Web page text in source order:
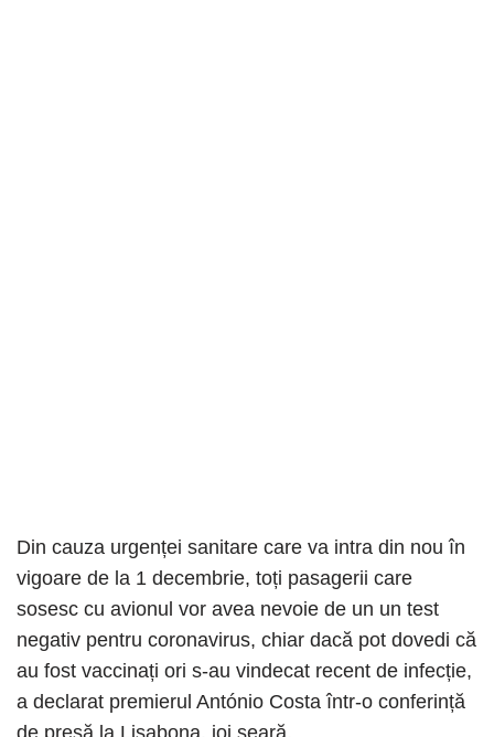
Din cauza urgenței sanitare care va intra din nou în
vigoare de la 1 decembrie, toți pasagerii care
sosesc cu avionul vor avea nevoie de un un test
negativ pentru coronavirus, chiar dacă pot dovedi că
au fost vaccinați ori s-au vindecat recent de infecție,
a declarat premierul António Costa într-o conferință